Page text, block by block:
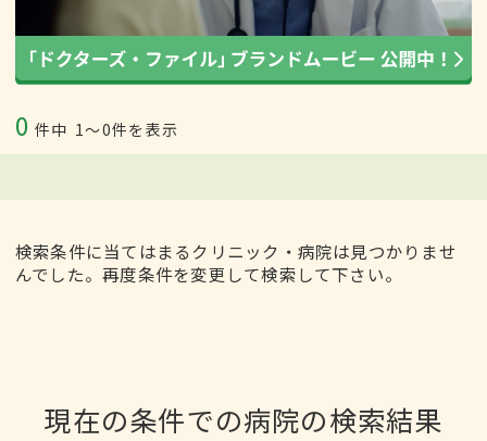
0 件中 1〜0件を表示
検索条件に当てはまるクリニック・病院は見つかりませ
んでした。再度条件を変更して検索して下さい。
現在の条件での病院の検索結果